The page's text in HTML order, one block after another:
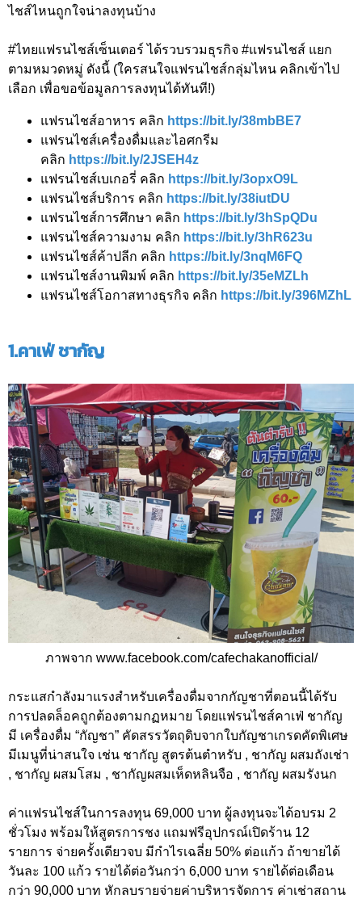
ไชส์ไหนถูกใจน่าลงทุนบ้าง
#ไทยแฟรนไชส์เซ็นเตอร์ ได้รวบรวมธุรกิจ #แฟรนไชส์ แยก
ตามหมวดหมู่ ดังนี้ (ใครสนใจแฟรนไชส์กลุ่มไหน คลิกเข้าไป
เลือก เพื่อขอข้อมูลการลงทุนได้ทันที!)
แฟรนไชส์อาหาร คลิก https://bit.ly/38mbBE7
แฟรนไชส์เครื่องดื่มและไอศกรีม
คลิก https://bit.ly/2JSEH4z
แฟรนไชส์เบเกอรี่ คลิก https://bit.ly/3opxO9L
แฟรนไชส์บริการ คลิก https://bit.ly/38iutDU
แฟรนไชส์การศึกษา คลิก https://bit.ly/3hSpQDu
แฟรนไชส์ความงาม คลิก https://bit.ly/3hR623u
แฟรนไชส์ค้าปลีก คลิก https://bit.ly/3nqM6FQ
แฟรนไชส์งานพิมพ์ คลิก https://bit.ly/35eMZLh
แฟรนไชส์โอกาสทางธุรกิจ คลิก https://bit.ly/396MZhL
1.คาเฟ่ ชากัญ
ภาพจาก www.facebook.com/cafechakanofficial/
กระแสกำลังมาแรงสำหรับเครื่องดื่มจากกัญชาที่ตอนนี้ได้รับ
การปลดล็อคถูกต้องตามกฏหมาย โดยแฟรนไชส์คาเฟ่ ชากัญ
มี เครื่องดื่ม “กัญชา” คัดสรรวัตถุดิบจากใบกัญชาเกรดคัดพิเศษ
มีเมนูที่น่าสนใจ เช่น ชากัญ สูตรต้นตำหรับ , ชากัญ ผสมถังเช่า
, ชากัญ ผสมโสม , ชากัญผสมเห็ดหลินจือ , ชากัญ ผสมรังนก
ค่าแฟรนไชส์ในการลงทุน 69,000 บาท ผู้ลงทุนจะได้อบรม 2
ชั่วโมง พร้อมให้สูตรการชง แถมฟรีอุปกรณ์เปิดร้าน 12
รายการ จ่ายครั้งเดียวจบ มีกำไรเฉลี่ย 50% ต่อแก้ว ถ้าขายได้
วันละ 100 แก้ว รายได้ต่อวันกว่า 6,000 บาท รายได้ต่อเดือน
กว่า 90,000 บาท หักลบรายจ่ายค่าบริหารจัดการ ค่าเช่าสถาน